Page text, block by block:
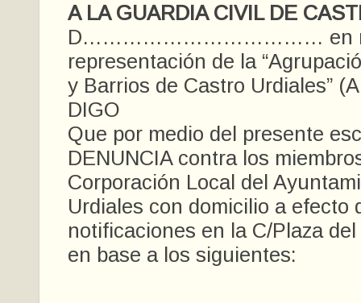
A LA GUARDIA CIVIL DE
D……………………………… en
representación de la
y Barrios de Castro Urdiales”
DIGO
Que por medio del presente
DENUNCIA contra los
Corporación Local del
Urdiales con domicilio a efecto
notificaciones en la C/Plaza
en base a los siguientes: